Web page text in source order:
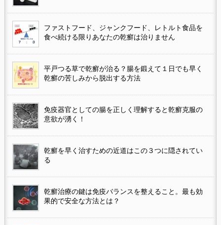
ファストフード、ジャンクフード、レトルト食品を
食べ続ける限りあなたの乾癬は治りません
平戸つる草で乾癬が治る？腸を鍛えて１日でも早く
乾癬の苦しみから脱出する方法
免疫器官としての腸を正しく理解すると乾癬克服の
意欲が湧く！
乾癬を早く治すための近道はこの３つに隠されてい
る
乾癬治療の鍵は免疫バランスを整えること。最も効
果的で安全な方法とは？